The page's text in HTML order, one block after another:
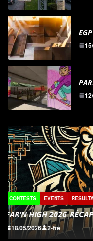
CONTESTS
FICELLES
03/05/2026